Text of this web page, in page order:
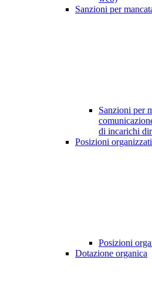
Sanzioni per
Sanzioni per
di incarichi
Posizioni
Posizioni
Dotazione organica